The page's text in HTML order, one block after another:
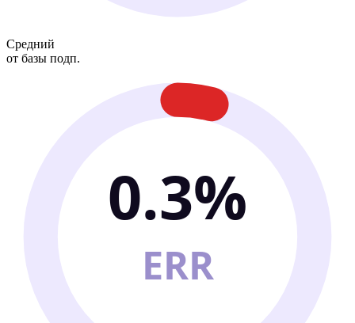
Средний
от базы подп.
0.3%
ERR